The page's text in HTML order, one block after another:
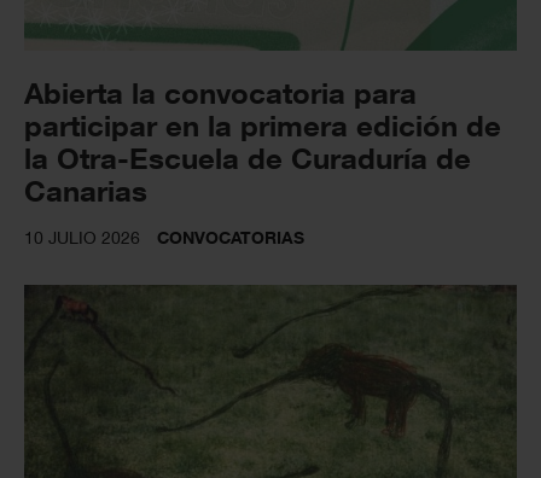
Abierta la convocatoria para
participar en la primera edición de
la Otra-Escuela de Curaduría de
Canarias
10 JULIO 2026 CONVOCATORIAS